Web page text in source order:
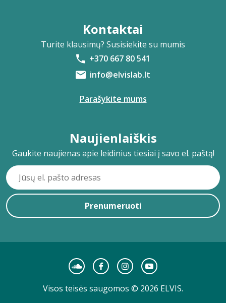
Kontaktai
Turite klausimų? Susisiekite su mumis
+370 667 80 541
info@elvislab.lt
Parašykite mums
Naujienlaiškis
Gaukite naujienas apie leidinius tiesiai į savo el. paštą!
Prenumeruoti
Visos teisės saugomos © 2026 ELVIS.